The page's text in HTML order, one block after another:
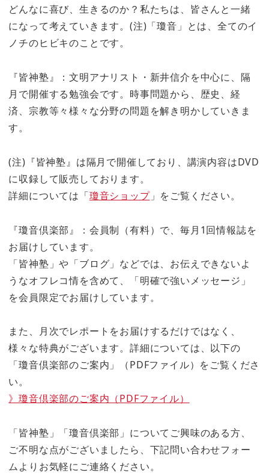
どんなに喜び、生きるのか？私たちは、皆さんと一緒
になって考えていきます。(注)「瓊音」とは、全てのイ
ノチのヒビキのことです。
『皆神塾』：文明アナリスト・新井信介を中心に、隔
月で開催する勉強会です。時事問題から、歴史、経
済、宗教等々様々な分野の問題を解き明かしていきま
す。
(注)『皆神塾』は隔月で開催しており、講演内容はDVD
に収録して販売しております。
詳細については「瓊音ショップ」をご覧ください。
『瓊音倶楽部』：会員制（有料）で、毎月1回情報誌を
お届けしています。
「皆神塾」や「ブログ」などでは、お伝えできないよ
うなオフレコ情を含めて、「明確で強いメッセージ」
を会員限定でお届けしています。
また、月次でレポートをお届けするだけではなく、
様々な特典がございます。詳細については、以下の
「瓊音倶楽部のご案内」（PDFファイル）をご覧くださ
い。
》瓊音倶楽部のご案内（PDFファイル）
「皆神塾」「瓊音倶楽部」についてご興味のある方、
ご不明な点がございましたら、下記問い合わせフォー
ムよりお気軽にご連絡ください。